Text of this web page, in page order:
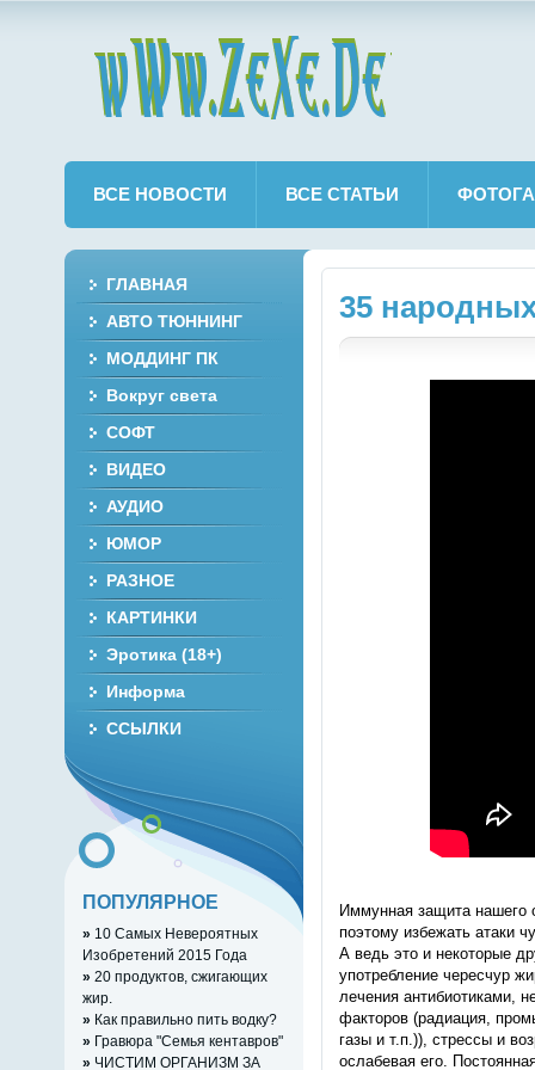
ВСЕ НОВОСТИ ВСЕ СТАТЬИ
35
Иммунная защита нашего
поэтому избежать атаки
А ведь это и некоторые
употребление чересчур
лечения антибиотиками,
факторов (радиация,
газы и т.п.)), стрессы и
ослабевая его.
ГЛАВНАЯ
АВТО ТЮННИНГ
МОДДИНГ ПК
Вокруг света
СОФТ
ВИДЕО
АУДИО
ЮМОР
РАЗНОЕ
КАРТИНКИ
Эротика (18+)
Информа
ССЫЛКИ
ПОПУЛЯРНОЕ
» 10 Самых Невероятных
Изобретений 2015 Года
» 20 продуктов, сжигающих
жир.
» Как правильно пить водку?
» Гравюра "Семья кентавров"
» ЧИСТИМ ОРГАНИЗМ ЗА